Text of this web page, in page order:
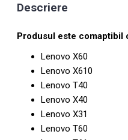
Descriere
Produsul este comaptibil
Lenovo X60
Lenovo X610
Lenovo T40
Lenovo X40
Lenovo X31
Lenovo T60